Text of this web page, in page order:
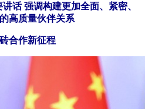
话 强调构建更加全面、紧密、
高质量伙伴关系
合作新征程